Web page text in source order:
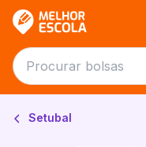
Setubal